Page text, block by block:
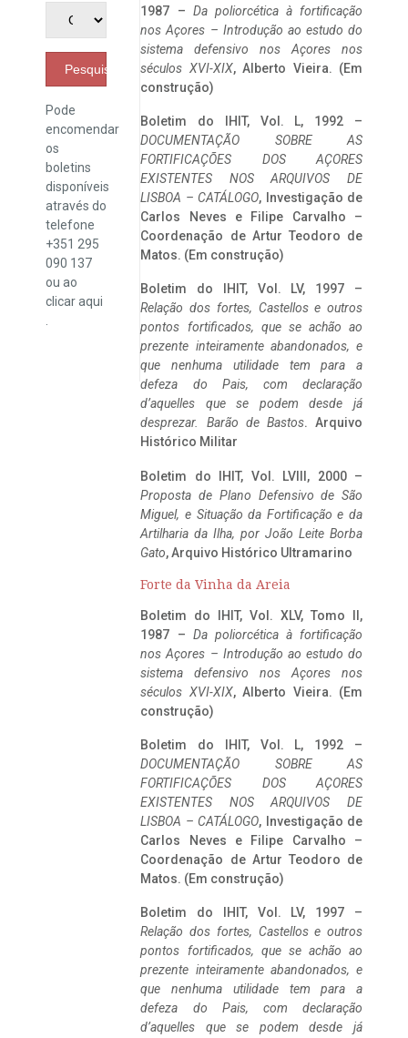
Pesquisar
Pode
encomendar
os
boletins
disponíveis
através do
telefone
+351 295
090 137
ou ao
clicaraqui
1987 – Da poliorcética à fortificação
nos Açores – Introdução ao estudo do
sistema defensivo nos Açores nos
séculos XVI-XIX, Alberto Vieira. (Em
construção)
Boletim do IHIT, Vol. L, 1992 –
DOCUMENTAÇÃO SOBRE AS
FORTIFICAÇÕES DOS AÇORES
EXISTENTES NOS ARQUIVOS DE
LISBOA – CATÁLOGO, Investigação de
Carlos Neves e Filipe Carvalho –
Coordenação de Artur Teodoro de
Matos. (Em construção)
Boletim do IHIT, Vol. LV, 1997 –
Relação dos fortes, Castellos e outros
pontos fortificados, que se achão ao
prezente inteiramente abandonados, e
que nenhuma utilidade tem para a
defeza do Pais, com declaração
d’aquelles que se podem desde já
desprezar. Barão de Bastos. Arquivo
Histórico Militar
Boletim do IHIT, Vol. LVIII, 2000 –
Proposta de Plano Defensivo de São
Miguel, e Situação da Fortificação e da
Artilharia da Ilha, por João Leite Borba
Gato, Arquivo Histórico Ultramarino
Forte da Vinha da Areia
Boletim do IHIT, Vol. XLV, Tomo II,
1987 – Da poliorcética à fortificação
nos Açores – Introdução ao estudo do
sistema defensivo nos Açores nos
séculos XVI-XIX, Alberto Vieira. (Em
construção)
Boletim do IHIT, Vol. L, 1992 –
DOCUMENTAÇÃO SOBRE AS
FORTIFICAÇÕES DOS AÇORES
EXISTENTES NOS ARQUIVOS DE
LISBOA – CATÁLOGO, Investigação de
Carlos Neves e Filipe Carvalho –
Coordenação de Artur Teodoro de
Matos. (Em construção)
Boletim do IHIT, Vol. LV, 1997 –
Relação dos fortes, Castellos e outros
pontos fortificados, que se achão ao
prezente inteiramente abandonados, e
que nenhuma utilidade tem para a
defeza do Pais, com declaração
d’aquelles que se podem desde já